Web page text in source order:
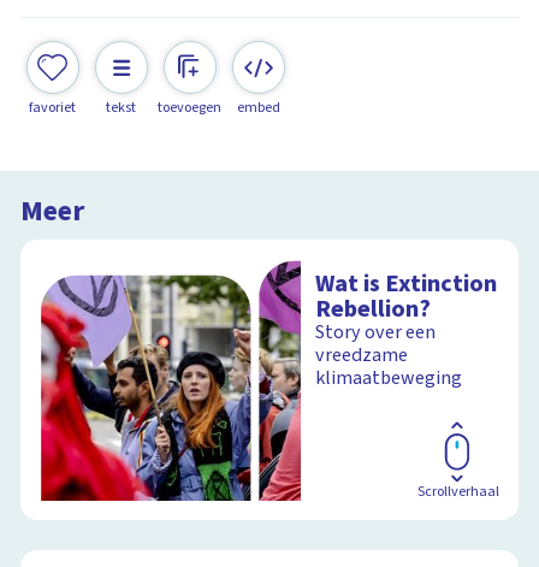
favoriet tekst toevoegen embed
Meer
Wat is Extinction
Rebellion?
Story over een
vreedzame
klimaatbeweging
Scrollverhaal